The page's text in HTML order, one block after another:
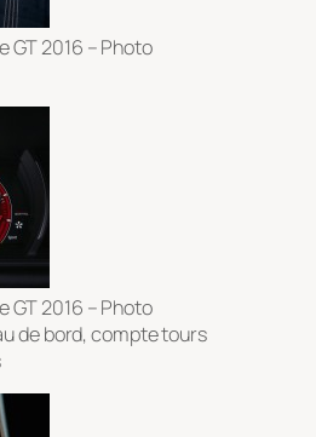
GT 2016 – Photo
GT 2016 – Photo
de bord, compte tours